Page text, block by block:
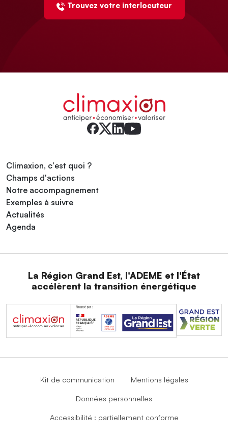
Trouvez votre interlocuteur
Climaxion, c'est quoi ?
Champs d'actions
Notre accompagnement
Exemples à suivre
Actualités
Agenda
La Région Grand Est, l'ADEME et l'État
accélèrent la transition énergétique
Kit de communication Mentions légales
Données personnelles
Accessibilité : partiellement conforme